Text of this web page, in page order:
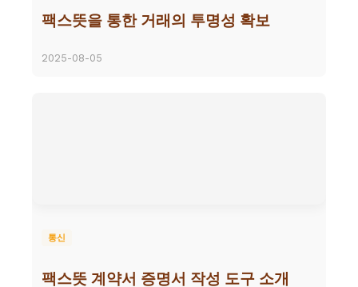
팩스뜻을 통한 거래의 투명성 확보
2025-08-05
통신
팩스뜻 계약서 증명서 작성 도구 소개